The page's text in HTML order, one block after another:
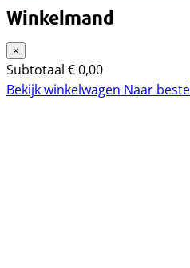
Winkelmand
×
Subtotaal €0,00
Bekijk winkelwagen Naar